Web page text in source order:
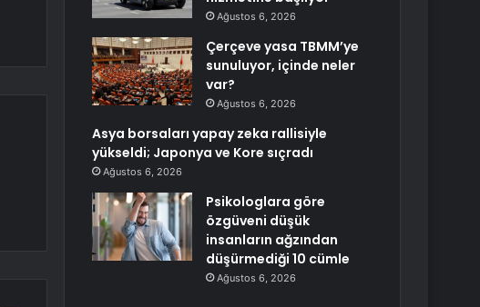
Ağustos 6, 2026
Çerçeve yasa TBMM’ye
sunuluyor, içinde neler
var?
Ağustos 6, 2026
Asya borsaları yapay zeka rallisiyle
yükseldi; Japonya ve Kore sıçradı
Ağustos 6, 2026
Psikologlara göre
özgüveni düşük
insanların ağzından
düşürmediği 10 cümle
Ağustos 6, 2026